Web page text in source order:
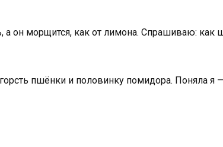
а он морщится, как от лимона. Спрашиваю: как
пшёнки и половинку помидора. Поняла я